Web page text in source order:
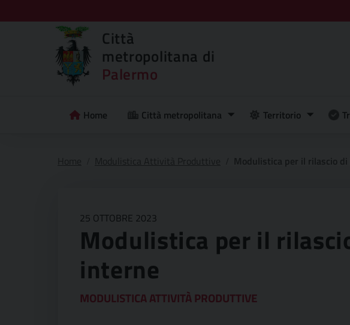
Città
metropolitana di
Palermo
Home Città metropolitana Territorio
25 OTTOBRE 2023
Modulistica per il
interne
MODULISTICA ATTIVITÀ PRODUTTIVE